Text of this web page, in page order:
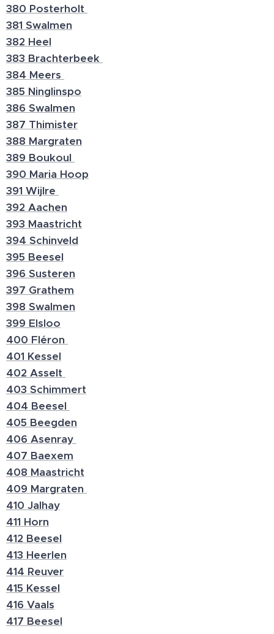
380 Posterholt
381 Swalmen
382 Heel
383 Brachterbeek
384 Meers
385 Ninglinspo
386 Swalmen
387 Thimister
388 Margraten
389 Boukoul
390 Maria Hoop
391 Wijlre
392 Aachen
393 Maastricht
394 Schinveld
395 Beesel
396 Susteren
397 Grathem
398 Swalmen
399 Elsloo
400 Fléron
401 Kessel
402 Asselt
403 Schimmert
404 Beesel
405 Beegden
406 Asenray
407 Baexem
408 Maastricht
409 Margraten
410 Jalhay
411 Horn
412 Beesel
413 Heerlen
414 Reuver
415 Kessel
416 Vaals
417 Beesel